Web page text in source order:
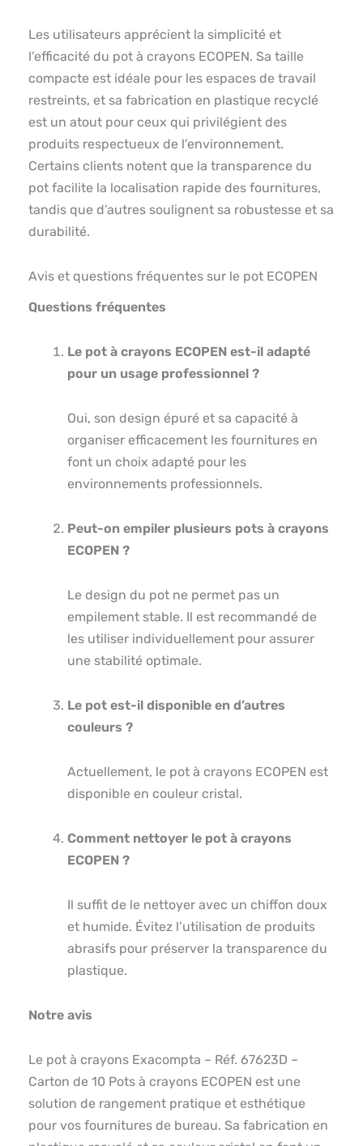
Les utilisateurs apprécient la simplicité et
l’efficacité du pot à crayons ECOPEN. Sa taille
compacte est idéale pour les espaces de travail
restreints, et sa fabrication en plastique recyclé
est un atout pour ceux qui privilégient des
produits respectueux de l’environnement.
Certains clients notent que la transparence du
pot facilite la localisation rapide des fournitures,
tandis que d’autres soulignent sa robustesse et sa
durabilité.
Avis et questions fréquentes sur le pot ECOPEN
Questions fréquentes
Le pot à crayons ECOPEN est-il adapté
pour un usage professionnel ?
Oui, son design épuré et sa capacité à
organiser efficacement les fournitures en
font un choix adapté pour les
environnements professionnels.
Peut-on empiler plusieurs pots à crayons
ECOPEN ?
Le design du pot ne permet pas un
empilement stable. Il est recommandé de
les utiliser individuellement pour assurer
une stabilité optimale.
Le pot est-il disponible en d’autres
couleurs ?
Actuellement, le pot à crayons ECOPEN est
disponible en couleur cristal.
Comment nettoyer le pot à crayons
ECOPEN ?
Il suffit de le nettoyer avec un chiffon doux
et humide. Évitez l’utilisation de produits
abrasifs pour préserver la transparence du
plastique.
Notre avis
Le pot à crayons Exacompta – Réf. 67623D –
Carton de 10 Pots à crayons ECOPEN est une
solution de rangement pratique et esthétique
pour vos fournitures de bureau. Sa fabrication en